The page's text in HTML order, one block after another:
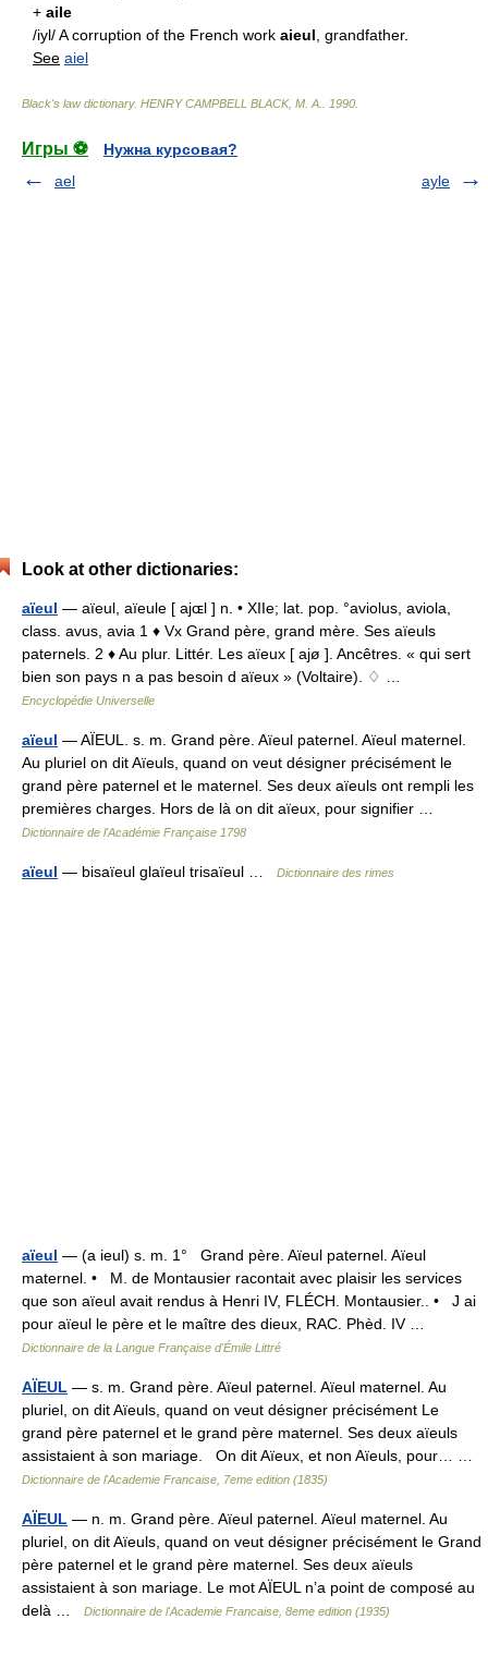
+ aile
/iyl/ A corruption of the French work aieul , grandfather.
See aiel
Black's law dictionary. HENRY CAMPBELL BLACK, M. A. 1990
Игры ⚽
Нужна курсовая?
ael
ayle
Look at other dictionaries:
aïeul — aïeul, aïeule [ ajɶl ] n. • XIIe; lat. pop. °aviolus, aviola,
class. avus, avia 1 ♦ Vx Grand père, grand mère. Ses aïeuls
paternels. 2 ♦ Au plur. Littér. Les aïeux [ ajø ]. Ancêtres. « qui sert
bien son pays n a pas besoin d aïeux » (Voltaire). ♢ …
Encyclopédie Universelle
aïeul — AÏEUL. s. m. Grand père. Aïeul paternel. Aïeul maternel.
Au pluriel on dit Aïeuls, quand on veut désigner précisément le
grand père paternel et le maternel. Ses deux aïeuls ont rempli les
premières charges. Hors de là on dit aïeux, pour signifier …
Dictionnaire de l'Académie Française 1798
aïeul — bisaïeul glaïeul trisaïeul … Dictionnaire des rimes
aïeul — (a ieul) s. m. 1° Grand père. Aïeul paternel. Aïeul
maternel. • M. de Montausier racontait avec plaisir les services
que son aïeul avait rendus à Henri IV, FLÉCH. Montausier.. • J ai
pour aïeul le père et le maître des dieux, RAC. Phèd. IV …
Dictionnaire de la Langue Française d'Émile Littré
AÏEUL — s. m. Grand père. Aïeul paternel. Aïeul maternel. Au
pluriel, on dit Aïeuls, quand on veut désigner précisément Le
grand père paternel et le grand père maternel. Ses deux aïeuls
assistaient à son mariage. On dit Aïeux, et non Aïeuls, pour… …
Dictionnaire de l'Academie Francaise, 7eme edition (1835)
AÏEUL — n. m. Grand père. Aïeul paternel. Aïeul maternel. Au
pluriel, on dit Aïeuls, quand on veut désigner précisément le Grand
père paternel et le grand père maternel. Ses deux aïeuls
assistaient à son mariage. Le mot AÏEUL n’a point de composé au
delà …
Dictionnaire de l'Academie Francaise, 8eme edition (1935)